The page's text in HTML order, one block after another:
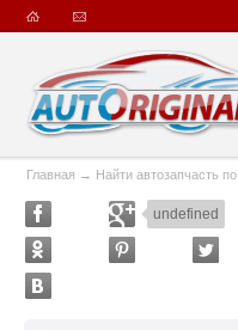
Главная → Найти автозапчасть
undefined